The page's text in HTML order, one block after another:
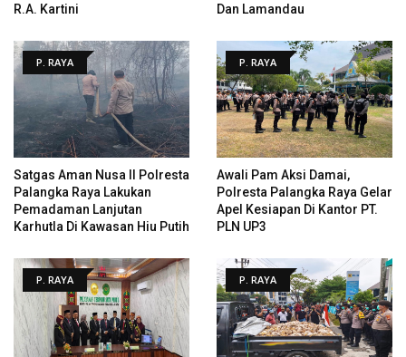
R.A. Kartini
Dan Lamandau
P. RAYA
Satgas Aman Nusa II Polresta
Palangka Raya Lakukan
Pemadaman Lanjutan
Karhutla Di Kawasan Hiu Putih
P. RAYA
Awali Pam Aksi Damai,
Polresta Palangka Raya Gelar
Apel Kesiapan Di Kantor PT.
PLN UP3
P. RAYA P. RAYA